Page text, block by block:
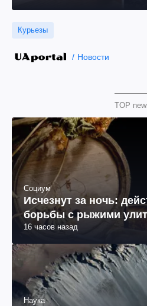
Курьезы
Новости
TOP
Социум
Исчезнут за ночь:
борьбы с рыжими
16 часов назад
Наука